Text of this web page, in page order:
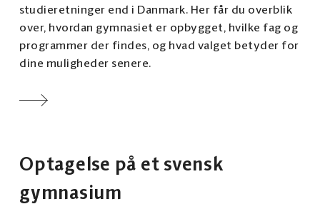
studieretninger end i Danmark. Her får du overblik
over, hvordan gymnasiet er opbygget, hvilke fag og
programmer der findes, og hvad valget betyder for
dine muligheder senere.
Optagelse på et svensk
gymnasium